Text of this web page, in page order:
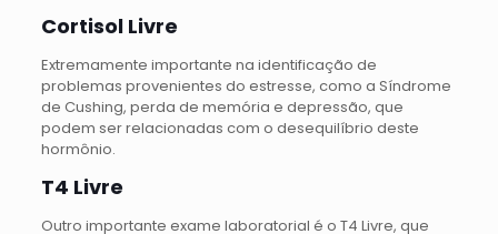
Cortisol Livre
Extremamente importante na identificação de
problemas provenientes do estresse, como a Síndrome
de Cushing, perda de memória e depressão, que
podem ser relacionadas com o desequilíbrio deste
hormônio.
T4 Livre
Outro importante exame laboratorial é o T4 Livre, que